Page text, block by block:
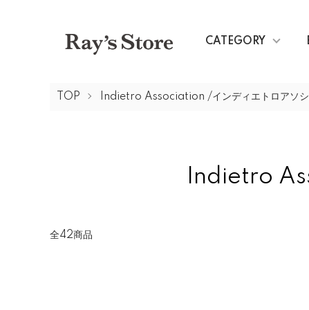
CATEGORY
TOP Indietro Association /インディエトロアソシ
Indietro
全42商品